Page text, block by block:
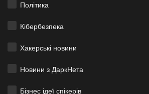
Політика
Кібербезпека
Хакерські новини
Новини з ДаркНета
Бізнес ідеї спікерів